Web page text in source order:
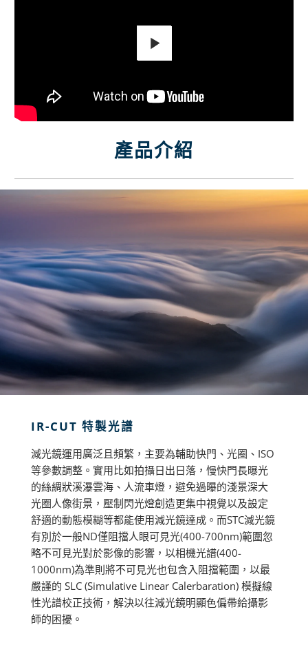
Play
產品介紹
IR-CUT 特製光譜
減光鏡運用廣泛且頻繁，主要為輔助快門、光圈、ISO
等參數調整。實用比如拍攝日出日落，慢快門長曝光
的絲綢狀溪瀑雲海、人流車燈，避免過曝的淺景深大
光圈人像街景，壓制閃光燈創造更集中視覺以及設定
舒適的動態模糊等都能使用減光鏡達成。而STC減光鏡
有別於一般ND僅阻擋人眼可見光(400-700nm)範圍忽
略不可見光對於影像的影響，以相機光譜(400-
1000nm)為準則將不可見光也包含入阻擋範圍，以最
嚴謹的 SLC (Simulative Linear Calerbaration) 模擬線
性光譜校正技術，解決以往減光鏡明顯色偏帶給攝影
師的困擾。